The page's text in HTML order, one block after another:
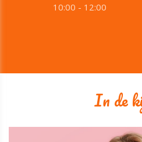
10:00 - 12:00
In de